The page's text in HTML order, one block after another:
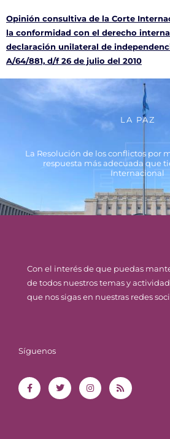
Opinión consultiva de la Corte
la conformidad con el derecho
declaración unilateral de
A/64/881, d/f 26 de julio del 2010
LA PAZ
La Resolución de los conflictos por
respuesta más adecuada que
Internacional
Con el interés de que puedas
de todos nuestros temas y
que nos sigas en nuestras redes
Síguenos
c
e
b
i
t
t
s
t
a
s